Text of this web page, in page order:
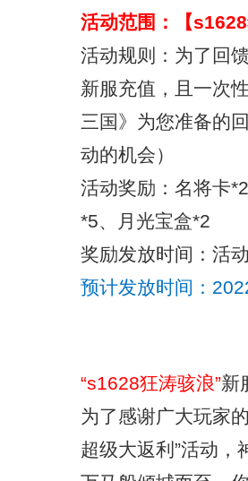
活动范围：【
活动规则：为了回
新服充值，且一次
三国》为您准备的
动的机会）
活动奖励：名将卡
*5、月光宝盒*2
奖励发放时间：活
预计发放时间：
“s1628狂涛骇浪”新
为了感谢广大玩家
超级大返利”活动，